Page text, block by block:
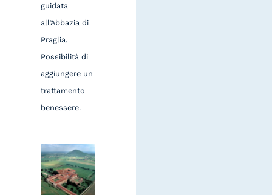
guidata
all’Abbazia di
Praglia.
Possibilità di
aggiungere un
trattamento
benessere.